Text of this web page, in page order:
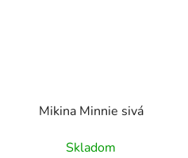
Mikina Minnie sivá
Skladom